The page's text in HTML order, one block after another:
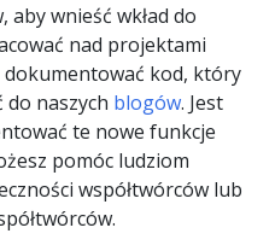
wnieść wkład do
nad projektami
kod, który
do naszych blogów. Jest
te nowe funkcje
pomóc ludziom
współtwórców lub